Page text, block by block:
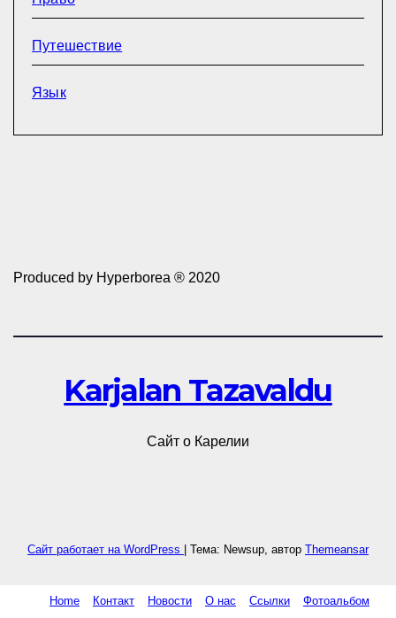
Путешествие
Язык
Produced by Hyperborea ® 2020
Karjalan Tazavaldu
Сайт о Карелии
Сайт работает на WordPress Тема: Newsup, автор Themeansar
Home Контакт Новости О нас Ссылки Фотоальбом